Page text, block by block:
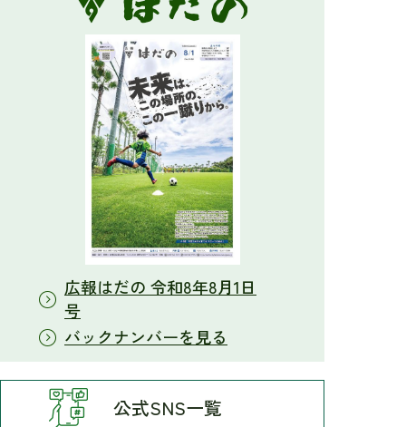
2026年08月05日
[大根公民館] これからの講座(企画)案内
2026年08月05日
[大根公民館] 活動記録
2026年08月04日
上公民館 これからの講座
2026年08月04日
入札の公告
2026年08月04日
入札・契約情報
2026年08月04日
令和8年陳情の審査結果等
2026年08月04日
令和8年熊本地震災害義援金を受け付けています(熊
広報はだの 令和8年8月1日
号
バックナンバーを見る
公式SNS一覧